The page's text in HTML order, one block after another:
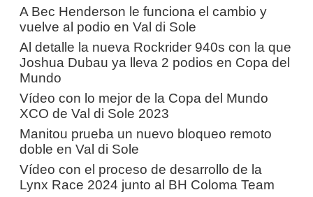
A Bec Henderson le funciona el cambio y
vuelve al podio en Val di Sole
Al detalle la nueva Rockrider 940s con la que
Joshua Dubau ya lleva 2 podios en Copa del
Mundo
Vídeo con lo mejor de la Copa del Mundo
XCO de Val di Sole 2023
Manitou prueba un nuevo bloqueo remoto
doble en Val di Sole
Vídeo con el proceso de desarrollo de la
Lynx Race 2024 junto al BH Coloma Team